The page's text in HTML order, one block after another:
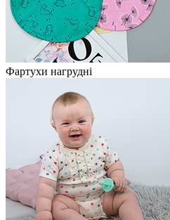
Фартухи нагрудні